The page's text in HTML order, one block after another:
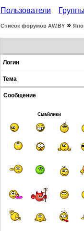
Пользователи
Список форумов АW.BY »
Логин
Тема
Сообщение
Смайлики